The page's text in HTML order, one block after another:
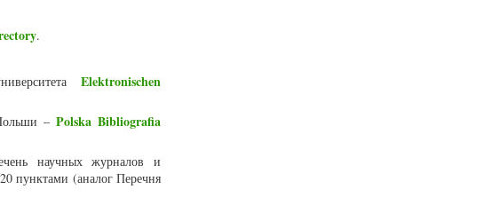
.
Elektronischen
– Polska Bibliografia
научных журналов и
пунктами (аналог Перечня